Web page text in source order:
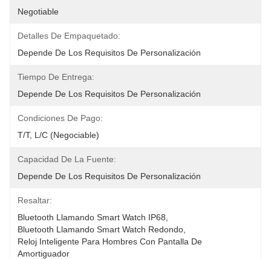
Negotiable
Detalles De Empaquetado:
Depende De Los Requisitos De Personalización
Tiempo De Entrega:
Depende De Los Requisitos De Personalización
Condiciones De Pago:
T/T, L/C (negociable)
Capacidad De La Fuente:
Depende De Los Requisitos De Personalización
Resaltar:
Bluetooth Llamando Smart Watch IP68
Bluetooth Llamando Smart Watch Redondo
Reloj Inteligente Para Hombres Con Pantalla De
Amortiguador